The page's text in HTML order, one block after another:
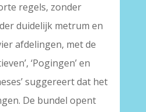
regels, zonder
duidelijk metrum en
afdelingen, met de
‘Pogingen’ en
suggereert dat het
De bundel opent